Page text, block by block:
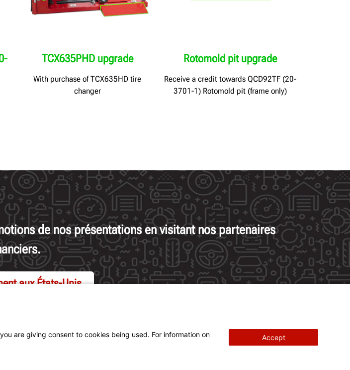
TCX635PHD upgrade
With purchase of TCX635HD tire
changer
Rotomold pit upgrade
Receive a credit towards QCD92TF (20-
3701-1) Rotomold pit (frame only)
de nos présentations en visitant nos partenaires
aux États-Unis
are giving consent to cookies being used. For information on
Accept